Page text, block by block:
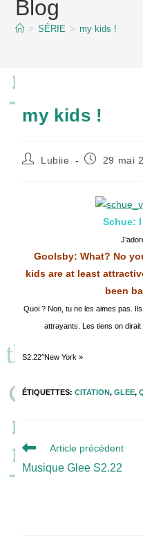
contentBlog
> SÉRIE > my kids !
my kids !
Auteur/autrice
Lubiie
Publication
29 mai
Schue:
Goolsby: What? No
kids are at least
been
Quoi ? Non, tu ne les aimes pas.
attrayants. Les tiens on dirait
S2.22″New York »
ÉTIQUETTES:CITATION, GLEE,
Read
articles
Article précédent
Musique Glee S2.22